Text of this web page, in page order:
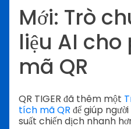
Mới: Trò
liệu AI
mã QR
QR TIGER đã thêm một
tích mã QR để giúp
suất chiến dịch nhanh